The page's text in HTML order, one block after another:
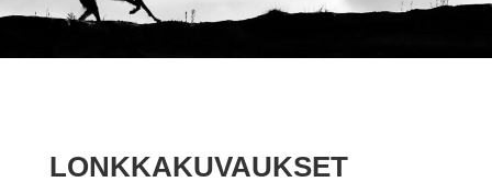
LONKKAKUVAUKSET